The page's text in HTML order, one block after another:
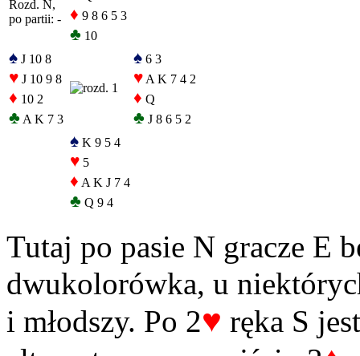
Rozd. N,
po partii: -
♦ 9 8 6 5 3
♣ 10
♠ J 10 8
♥ J 10 9 8
♦ 10 2
♣ A K 7 3
♠ 6 3
♥ A K 7 4 2
♦ Q
♣ J 8 6 5 2
♠ K 9 5 4
♥ 5
♦ A K J 7 4
♣ Q 9 4
Tutaj po pasie N gracze E
dwukolorówka, u
i młodszy. Po 2♥ ręka S